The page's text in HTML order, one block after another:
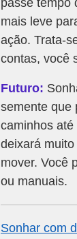
passe tempo
mais leve
ação. Trata-
contas, você
Futuro:
semente que
caminhos
deixará
mover. Você
ou manuais.
Sonhar com